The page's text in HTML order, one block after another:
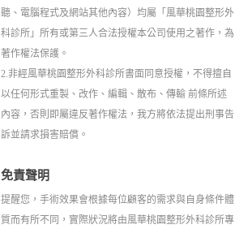
聽、電腦程式及網站其他內容）均屬「風華桃園整形外
科診所」所有或第三人合法授權本公司使用之著作，為
著作權法保護。
2.非經風華桃園整形外科診所書面同意授權，不得擅自
以任何形式重製、改作、編輯、散布、傳輸 前條所述
內容，否則即屬違反著作權法，我方將依法提出刑事告
訴並請求損害賠償。
免責聲明
提醒您，手術效果會根據每位顧客的需求與自身條件體
質而有所不同，實際狀況將由風華桃園整形外科診所專